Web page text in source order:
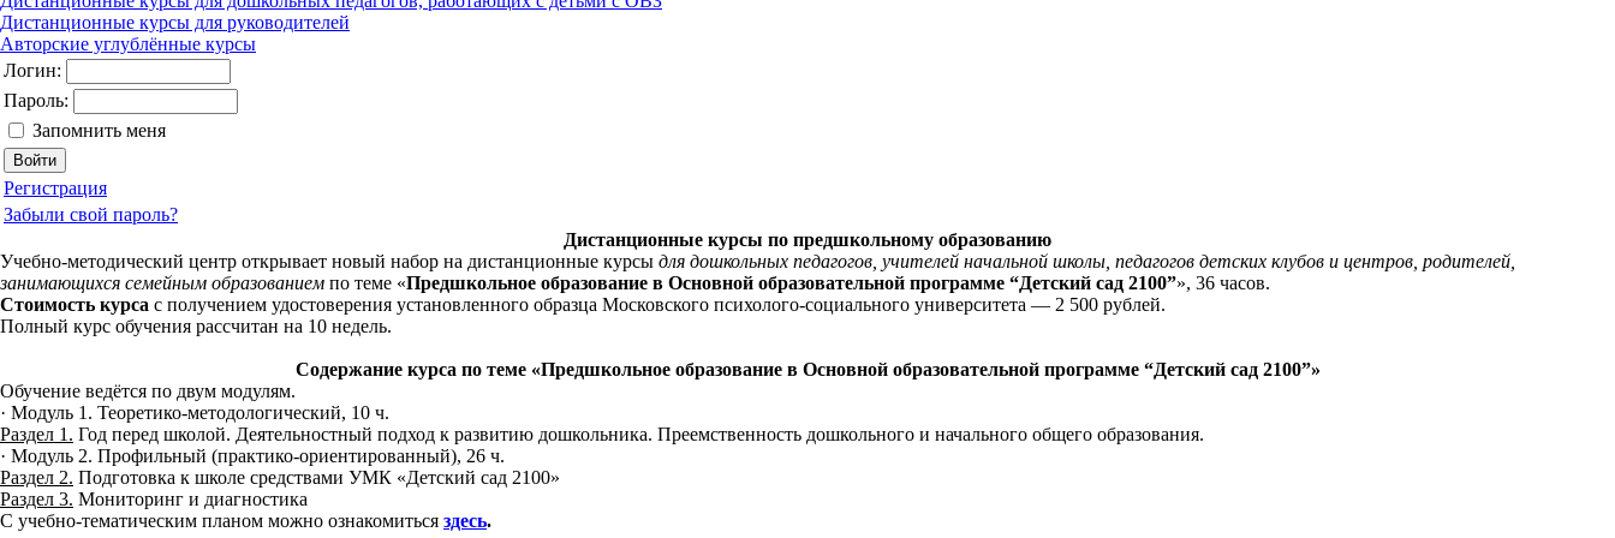
Дистанционные курсы для руководителей
Авторские углублённые курсы
Логин:
Пароль:
Запомнить меня
Регистрация
Забыли свой пароль?
Дистанционные курсы по предшкольному образованию
Учебно-методический центр открывает новый набор на дистанционные курсы для дошкольных педагогов, учителей начальной школы, педагогов детских клубов и центров, родителей,
занимающихся семейным образованием по теме «Предшкольное образование в Основной образовательной программе “Детский сад 2100”», 36 часов.
Стоимость курса с получением удостоверения установленного образца Московского психолого-социального университета — 2 500 рублей.
Полный курс обучения рассчитан на 10 недель.
Содержание курса по теме «Предшкольное образование в Основной образовательной программе “Детский сад 2100”»
Обучение ведётся по двум модулям.
· Модуль 1. Теоретико-методологический, 10 ч.
Раздел 1. Год перед школой. Деятельностный подход к развитию дошкольника. Преемственность дошкольного и начального общего образования.
· Модуль 2. Профильный (практико-ориентированный), 26 ч.
Раздел 2. Подготовка к школе средствами УМК «Детский сад 2100»
Раздел 3. Мониторинг и диагностика
С учебно-тематическим планом можно ознакомиться здесь.